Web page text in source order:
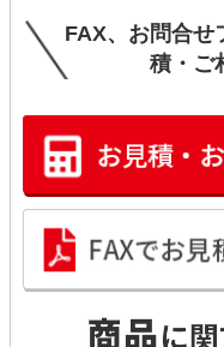
FAX、お問合せ
積・ご